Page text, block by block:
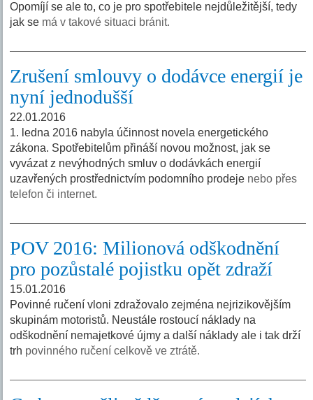
Opomíjí se ale to, co je pro spotřebitele nejdůležitější, tedy
jak se má v takové situaci bránit.
Zrušení smlouvy o dodávce energií je
nyní jednodušší
22.01.2016
1. ledna 2016 nabyla účinnost novela energetického
zákona. Spotřebitelům přináší novou možnost, jak se
vyvázat z nevýhodných smluv o dodávkách energií
uzavřených prostřednictvím podomního prodeje nebo přes
telefon či internet.
POV 2016: Milionová odškodnění
pro pozůstalé pojistku opět zdraží
15.01.2016
Povinné ručení vloni zdražovalo zejména nejrizikovějším
skupinám motoristů. Neustále rostoucí náklady na
odškodnění nemajetkové újmy a další náklady ale i tak drží
trh povinného ručení celkově ve ztrátě.